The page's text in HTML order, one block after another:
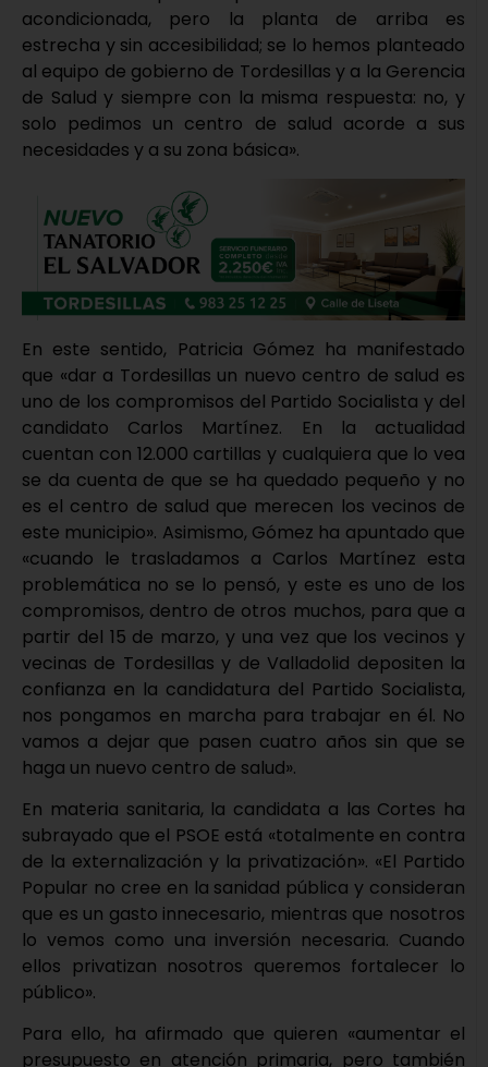
acondicionada, pero la planta de arriba es
estrecha y sin accesibilidad; se lo hemos planteado
al equipo de gobierno de Tordesillas y a la Gerencia
de Salud y siempre con la misma respuesta: no, y
solo pedimos un centro de salud acorde a sus
necesidades y a su zona básica».
En este sentido, Patricia Gómez ha manifestado
que «dar a Tordesillas un nuevo centro de salud es
uno de los compromisos del Partido Socialista y del
candidato Carlos Martínez. En la actualidad
cuentan con 12.000 cartillas y cualquiera que lo vea
se da cuenta de que se ha quedado pequeño y no
es el centro de salud que merecen los vecinos de
este municipio». Asimismo, Gómez ha apuntado que
«cuando le trasladamos a Carlos Martínez esta
problemática no se lo pensó, y este es uno de los
compromisos, dentro de otros muchos, para que a
partir del 15 de marzo, y una vez que los vecinos y
vecinas de Tordesillas y de Valladolid depositen la
confianza en la candidatura del Partido Socialista,
nos pongamos en marcha para trabajar en él. No
vamos a dejar que pasen cuatro años sin que se
haga un nuevo centro de salud».
En materia sanitaria, la candidata a las Cortes ha
subrayado que el PSOE está «totalmente en contra
de la externalización y la privatización». «El Partido
Popular no cree en la sanidad pública y consideran
que es un gasto innecesario, mientras que nosotros
lo vemos como una inversión necesaria. Cuando
ellos privatizan nosotros queremos fortalecer lo
público».
Para ello, ha afirmado que quieren «aumentar el
presupuesto en atención primaria, pero también